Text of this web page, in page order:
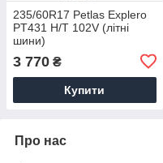
235/60R17 Petlas Explero
PT431 H/T 102V (літні
шини)
3 770 ₴
Купити
Про нас